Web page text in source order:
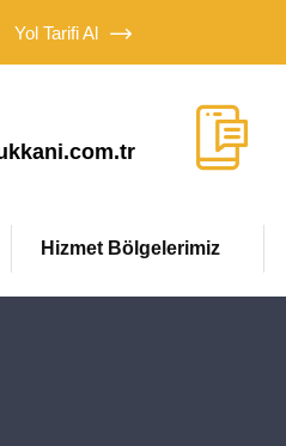
Yol Tarifi Al
Hizmet Bölgelerimiz